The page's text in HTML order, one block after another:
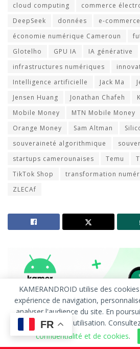
cloud computing
commerce
DeepSeek
données
e-
économie numérique Cameroun
Glotelho
GPU IA
IA générative
infrastructures numériques
Intelligence artificielle
Jack Ma
Jensen Huang
Jonathan Chafeh
Mobile Money
MTN Mobile Money
Orange Money
Sam Altman
souveraineté algorithmique
startups camerounaises
Temu
TikTok Shop
transformation
ZLECAf
FR
KAMERANDROID utilise des
expérience de navigation,
analyser l'audience du site. En
acceptez leur utilisation.
confidentialité et de cookies.